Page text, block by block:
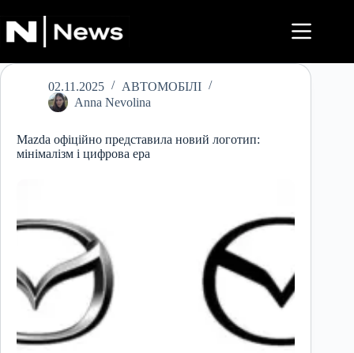
до
вмісту
02.11.2025
АВТОМОБІЛІ
Anna Nevolina
Mazda офіційно представила новий логотип:
мінімалізм і цифрова ера